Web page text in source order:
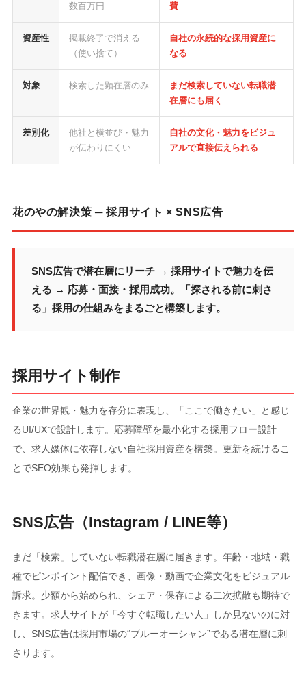
数百万円
費
資産性
掲載終了で消える
（使い捨て）
自社の永続的な採用資産に
なる
対象 検索した顕在層のみ
まだ検索していない転職潜
在層にも届く
差別化
他社と横並び・魅力
が伝わりにくい
自社の文化・魅力をビジュ
アルで直接伝えられる
花のやの解決策 ─ 採用サイト × SNS広告
SNS広告で潜在層にリーチ → 採用サイトで魅力を伝
える → 応募・面接・採用成功。「探される前に刺さ
る」採用の仕組みをまるごと構築します。
採用サイト制作
企業の世界観・魅力を存分に表現し、「ここで働きたい」と感じ
るUI/UXで設計します。応募障壁を最小化する採用フロー設計
で、求人媒体に依存しない自社採用資産を構築。更新を続けるこ
とでSEO効果も発揮します。
SNS広告（Instagram / LINE等）
まだ「検索」していない転職潜在層に届きます。年齢・地域・職
種でピンポイント配信でき、画像・動画で企業文化をビジュアル
訴求。少額から始められ、シェア・保存による二次拡散も期待で
きます。求人サイトが「今すぐ転職したい人」しか見ないのに対
し、SNS広告は採用市場の“ブルーオーシャン”である潜在層に刺
さります。